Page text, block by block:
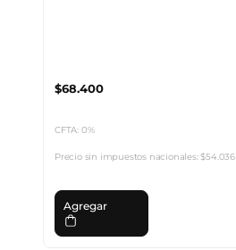
$68.400
CFTA: 0%
Precio sin impuestos nacionales:$54.036
Agregar